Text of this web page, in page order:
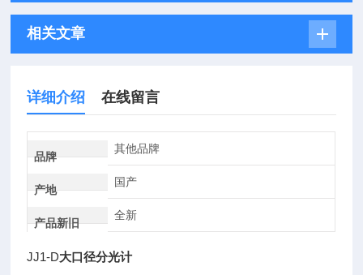
相关文章
详细介绍 在线留言
品牌
其他品牌
产地
国产
产品新旧
全新
JJ1-D大口径分光计